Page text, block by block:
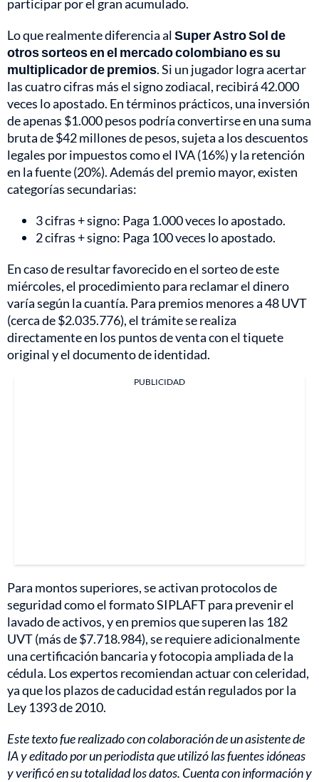
participar por el gran acumulado.
Lo que realmente diferencia alSuper Astro Sol de
otros sorteos en el mercado colombiano es su
multiplicador de premios. Si un jugador logra acertar
las cuatro cifras más el signo zodiacal, recibirá 42.000
veces lo apostado. En términos prácticos, una inversión
de apenas $1.000 pesos podría convertirse en una suma
bruta de $42 millones de pesos, sujeta a los descuentos
legales por impuestos como el IVA (16%) y la retención
en la fuente (20%). Además del premio mayor, existen
categorías secundarias:
3 cifras + signo: Paga 1.000 veces lo apostado.
2 cifras + signo: Paga 100 veces lo apostado.
En caso de resultar favorecido en el sorteo de este
miércoles, el procedimiento para reclamar el dinero
varía según la cuantía. Para premios menores a 48 UVT
(cerca de $2.035.776), el trámite se realiza
directamente en los puntos de venta con el tiquete
original y el documento de identidad.
PUBLICIDAD
Para montos superiores, se activan protocolos de
seguridad como el formato SIPLAFT para prevenir el
lavado de activos, y en premios que superen las 182
UVT (más de $7.718.984), se requiere adicionalmente
una certificación bancaria y fotocopia ampliada de la
cédula. Los expertos recomiendan actuar con celeridad,
ya que los plazos de caducidad están regulados por la
Ley 1393 de 2010.
Este texto fue realizado con colaboración de un asistente de
IA y editado por un periodista que utilizó las fuentes idóneas
y verificó en su totalidad los datos. Cuenta con información y